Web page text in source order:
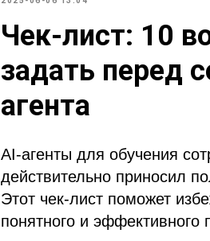
Чек-лист: 10
задать перед
агента
AI-агенты для обучения
действительно приносил
Этот чек-лист поможет
понятного и эффективного